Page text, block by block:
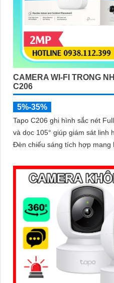
CAMERA WI-FI TRONG
C206
5%-35%
Tapo C206 ghi hình sắc nét
và dọc 105° giúp giám sát linh
Đèn chiếu sáng tích hợp mang